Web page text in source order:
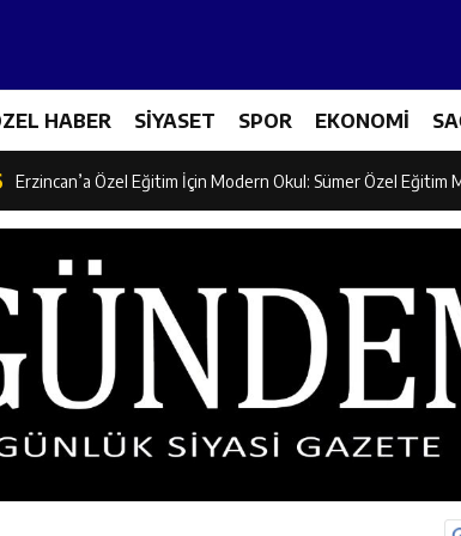
HABER SİYASET SPOR EKONOMİ
Geleceğin Üreticileri Tarım Teknolojileriyle Tanışıyor
Erzincan’a Özel Eğitim İçin Modern Okul: Sümer Özel Eğitim
İl Müdürü Ünalan’dan Zengin Ailesine Taziye Ziyareti
İlk Durak Medine Müdafii Fahreddin Paşa’nın Kızının Kabri
Erzincan Aile ve Sosyal Hizmetler İl Müdürlüğünde